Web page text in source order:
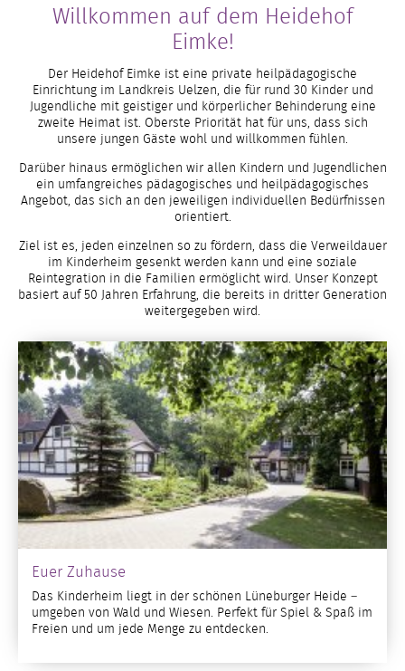
Willkommen auf dem Heidehof
Eimke!
Der Heidehof Eimke ist eine private heilpädagogische
Einrichtung im Landkreis Uelzen, die für rund 30 Kinder und
Jugendliche mit geistiger und körperlicher Behinderung eine
zweite Heimat ist. Oberste Priorität hat für uns, dass sich
unsere jungen Gäste wohl und willkommen fühlen.
Darüber hinaus ermöglichen wir allen Kindern und Jugendlichen
ein umfangreiches pädagogisches und heilpädagogisches
Angebot, das sich an den jeweiligen individuellen Bedürfnissen
orientiert.
Ziel ist es, jeden einzelnen so zu fördern, dass die Verweildauer
im Kinderheim gesenkt werden kann und eine soziale
Reintegration in die Familien ermöglicht wird. Unser Konzept
basiert auf 50 Jahren Erfahrung, die bereits in dritter Generation
weitergegeben wird.
Euer Zuhause
Das Kinderheim liegt in der schönen Lüneburger Heide –
umgeben von Wald und Wiesen. Perfekt für Spiel & Spaß im
Freien und um jede Menge zu entdecken.